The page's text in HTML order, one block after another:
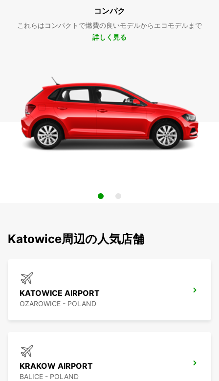
コンパク
これらはコンパクトで燃費の良いモデルからエコモデルまで
詳しく見る
Katowice周辺の人気店舗
KATOWICE AIRPORT
OZAROWICE - POLAND
KRAKOW AIRPORT
BALICE - POLAND